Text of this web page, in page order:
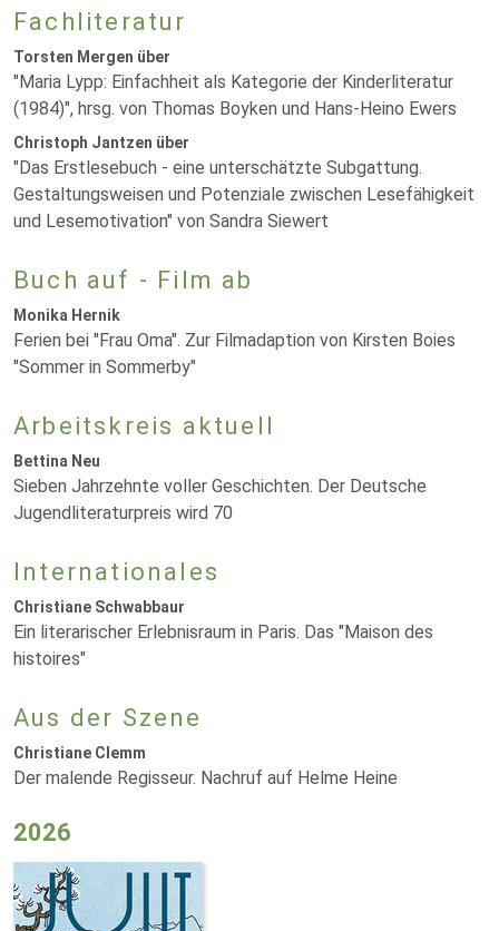
Fachliteratur
Torsten Mergen über
"Maria Lypp: Einfachheit als Kategorie der Kinderliteratur
(1984)", hrsg. von Thomas Boyken und Hans-Heino Ewers
Christoph Jantzen über
"Das Erstlesebuch - eine unterschätzte Subgattung.
Gestaltungsweisen und Potenziale zwischen Lesefähigkeit
und Lesemotivation" von Sandra Siewert
Buch auf - Film ab
Monika Hernik
Ferien bei "Frau Oma". Zur Filmadaption von Kirsten Boies
"Sommer in Sommerby"
Arbeitskreis aktuell
Bettina Neu
Sieben Jahrzehnte voller Geschichten. Der Deutsche
Jugendliteraturpreis wird 70
Internationales
Christiane Schwabbaur
Ein literarischer Erlebnisraum in Paris. Das "Maison des
histoires"
Aus der Szene
Christiane Clemm
Der malende Regisseur. Nachruf auf Helme Heine
2026